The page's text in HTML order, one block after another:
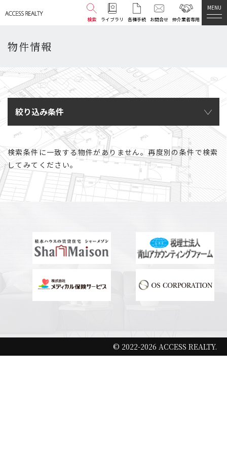
検索 ライブラリ 各種手続 お問合せ 仲介業者専用
MENU
物件情報
絞り込み条件
検索条件に一致する物件がありません。再度別の条件で検索
してみてください。
© 2022-2026 ACCESS REALTY.